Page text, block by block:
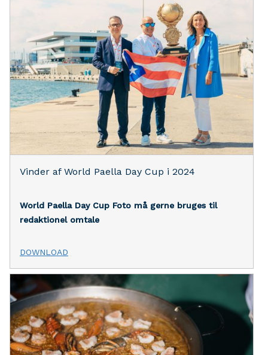
Vinder af World Paella Day Cup i 2024
World Paella Day Cup Foto må gerne bruges til
redaktionel omtale
DOWNLOAD